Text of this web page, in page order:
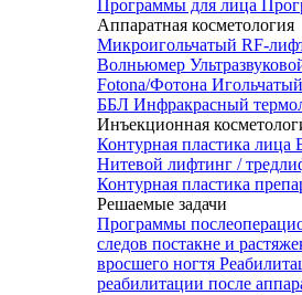
Программы для лица
Аппаратная косметология
Микроигольчатый RF-
Волньюмер
Fotona/Фотона
ББЛ Инфракрасный
Инъекционная
Контурная пластика лица
Нитевой лифтинг /
Контурная пластика
Решаемые задачи
Программы
следов постакне и
вросшего ногтя
реабилитации после